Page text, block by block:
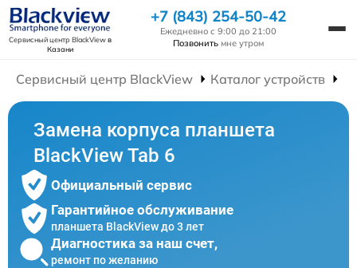
Сервисный центр BlackViewв
Казани
+7 (843) 254-50-42
Ежедневно с 9:00 до 21:00
Позвонить мне утром
Сервисный центр BlackView Каталог устройств
Замена корпуса планшета
BlackView Tab 6
Официальный сервис
Гарантийное обслуживание
планшета BlackView до 3 лет
Диагностика за наш счет,
ремонт по желанию